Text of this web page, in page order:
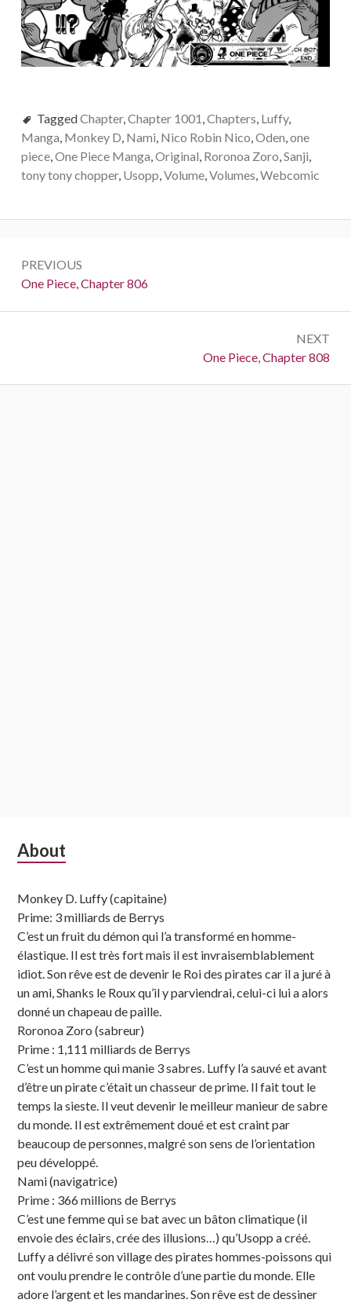
TaggedChapter, Chapter 1001 Chapters Luffy,
Manga Monkey D Nami Nico Robin Nico Oden one
piece, One Piece Manga Original Roronoa Zoro Sanji
tony tony chopper, Usopp Volume, Volumes Webcomic
navigation
PREVIOUS
Previous:
One Piece, Chapter 806
NEXT
Next:
One Piece, Chapter 808
Subsidiary
About
Monkey D. Luffy (capitaine)
Prime: 3 milliards de Berrys
C’est un fruit du démon qui l’a transformé en homme-
élastique. Il est très fort mais il est invraisemblablement
idiot. Son rêve est de devenir le Roi des pirates car il a juré à
un ami, Shanks le Roux qu’il y parviendrai, celui-ci lui a alors
donné un chapeau de paille.
Roronoa Zoro (sabreur)
Prime : 1,111 milliards de Berrys
C’est un homme qui manie 3 sabres. Luffy l’a sauvé et avant
d’être un pirate c’était un chasseur de prime. Il fait tout le
temps la sieste. Il veut devenir le meilleur manieur de sabre
du monde. Il est extrêmement doué et est craint par
beaucoup de personnes, malgré son sens de l’orientation
peu développé.
Nami (navigatrice)
Prime : 366 millions de Berrys
C’est une femme qui se bat avec un bâton climatique (il
envoie des éclairs, crée des illusions…) qu’Usopp a créé.
Luffy a délivré son village des pirates hommes-poissons qui
ont voulu prendre le contrôle d’une partie du monde. Elle
adore l’argent et les mandarines. Son rêve est de dessiner